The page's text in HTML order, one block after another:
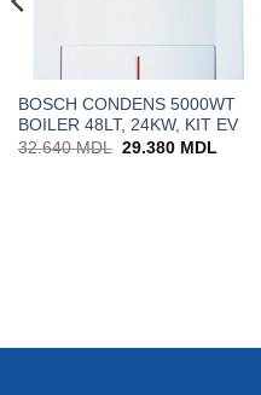
BOSCH CONDENS 5000WT
BOILER 48LT, 24KW, KIT EV
32.640MDL Prețul
29.380 MDL